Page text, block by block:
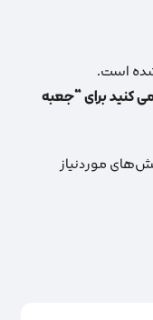
است.
کنید برای “جعبه
موردنیاز